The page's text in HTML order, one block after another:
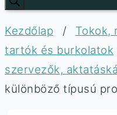
Kezdőlap /
Tokok,
tartók és burkolatok
szervezők,
különböző típusú